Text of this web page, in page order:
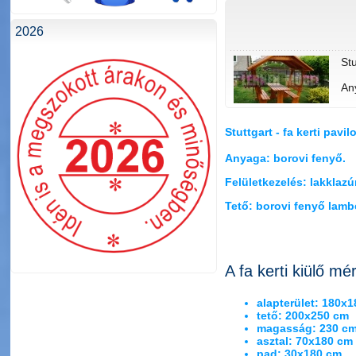
2026
Stuttgart - fa kerti
Anyaga: borovi fenyő.
Felületkezelés:
Tető: borovi fenyő
A fa kerti kiülő
alapterület:
tető: 200x250 cm
magasság: 230
asztal: 70x180 cm